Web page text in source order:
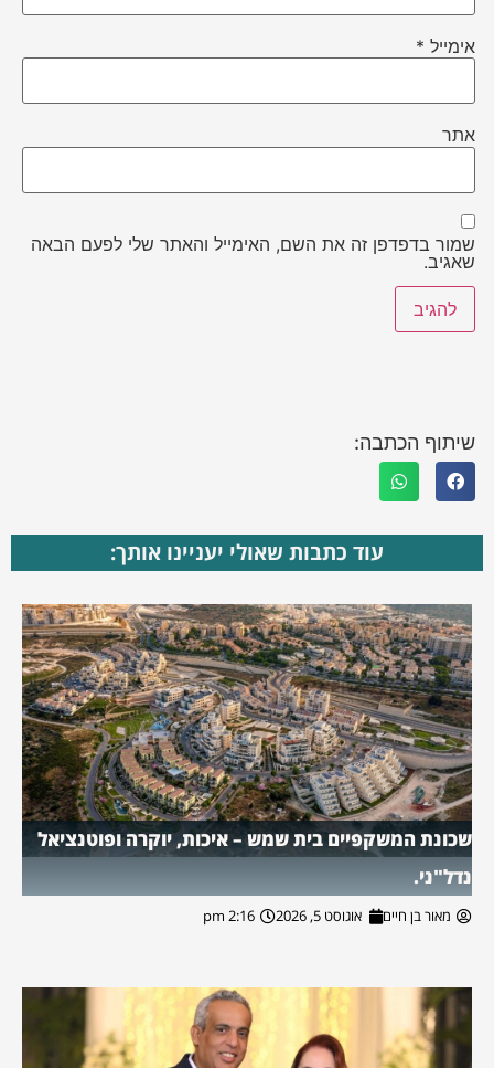
אימייל *
אתר
שמור בדפדפן זה את השם, האימייל והאתר שלי לפעם הבאה
שאגיב.
שיתוף הכתבה:
עוד כתבות שאולי יעניינו אותך:
שכונת המשקפיים בית שמש – איכות, יוקרה ופוטנציאל
נדל"ני.
מאור בן חיים אוגוסט 5, 2026 2:16 pm